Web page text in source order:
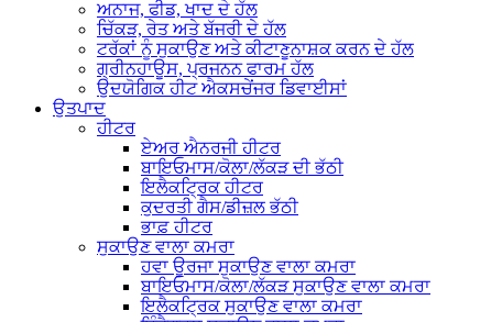
ਅਨਾਜ, ਫੀਡ, ਖਾਦ ਦੇ ਹੱਲ
ਚਿੱਕੜ, ਰੇਤ ਅਤੇ ਬੱਜਰੀ ਦੇ ਹੱਲ
ਟਰੱਕਾਂ ਨੂੰ ਸੁਕਾਉਣ ਅਤੇ ਕੀਟਾਣੂਨਾਸ਼ਕ ਕਰਨ ਦੇ ਹੱਲ
ਗ੍ਰੀਨਹਾਊਸ, ਪ੍ਰਜਨਨ ਫਾਰਮ ਹੱਲ
ਉਦਯੋਗਿਕ ਹੀਟ ਐਕਸਚੇਂਜਰ ਡਿਵਾਈਸਾਂ
ਉਤਪਾਦ
ਹੀਟਰ
ਏਅਰ ਐਨਰਜੀ ਹੀਟਰ
ਬਾਇਓਮਾਸ/ਕੋਲਾ/ਲੱਕੜ ਦੀ ਭੱਠੀ
ਇਲੈਕਟ੍ਰਿਕ ਹੀਟਰ
ਕੁਦਰਤੀ ਗੈਸ/ਡੀਜ਼ਲ ਭੱਠੀ
ਭਾਫ਼ ਹੀਟਰ
ਸੁਕਾਉਣ ਵਾਲਾ ਕਮਰਾ
ਹਵਾ ਊਰਜਾ ਸੁਕਾਉਣ ਵਾਲਾ ਕਮਰਾ
ਬਾਇਓਮਾਸ/ਕੋਲਾ/ਲੱਕੜ ਸੁਕਾਉਣ ਵਾਲਾ ਕਮਰਾ
ਇਲੈਕਟ੍ਰਿਕ ਸੁਕਾਉਣ ਵਾਲਾ ਕਮਰਾ